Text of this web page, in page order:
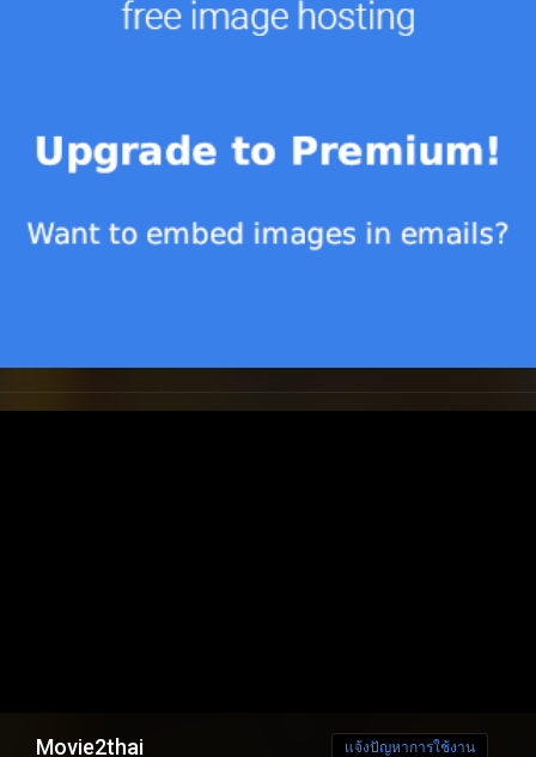
Movie2thai แจ้งปัญหาการใช้งาน